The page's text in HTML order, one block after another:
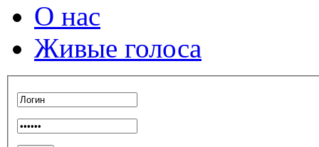
О нас
Живые голоса